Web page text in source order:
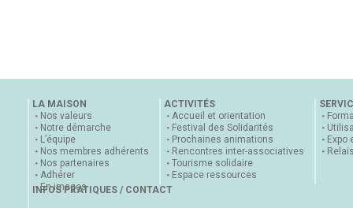
LA MAISON
Nos valeurs
Notre démarche
L’équipe
Nos membres adhérents
Nos partenaires
Adhérer
En images
ACTIVITÉS
Accueil et orientation
Festival des Solidarités
Prochaines animations
Rencontres inter-associatives
Tourisme solidaire
Espace ressources
Expo
INFOS PRATIQUES / CONTACT